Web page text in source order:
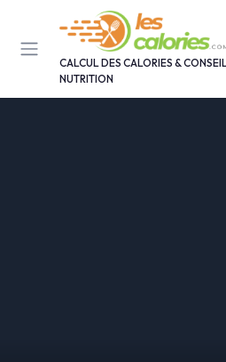
CALCUL DES CALORIES &
NUTRITION
Panneau de gestion des cookies